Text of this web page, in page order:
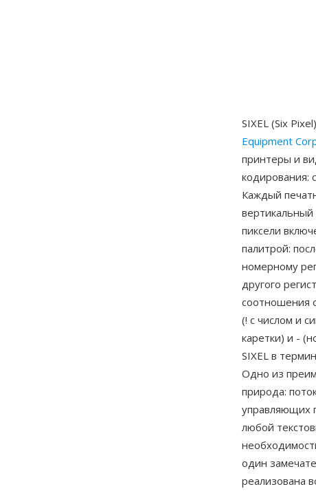
SIXEL (Six
Equipment
принтеры и
кодирования:
Каждый
вертикальный
пиксели
палитрой:
номерному
другого
соотношения
(! с числом и
каретки) и -
SIXEL в
Одно из
природа:
управляющих
любой
один
реализована